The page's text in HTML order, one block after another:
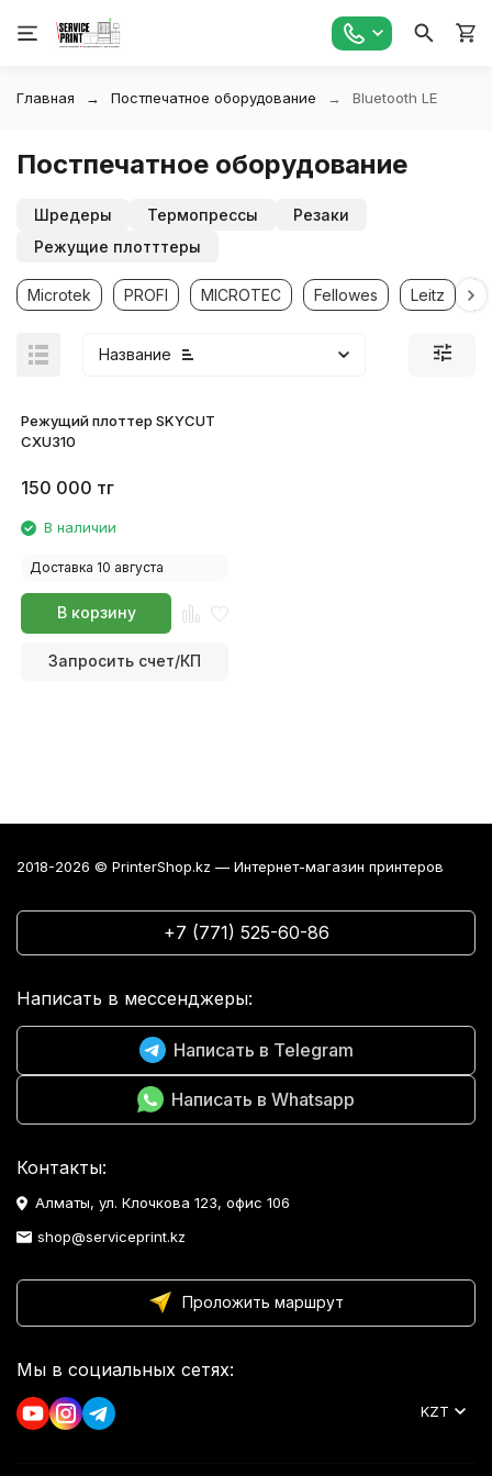
Главная Постпечатное оборудование Bluetooth LE
Постпечатное оборудование
Шредеры Термопрессы
Резаки
Режущие плотттеры
Microtek PROFI MICROTEC Fellowes Leitz
Название
Режущий плоттер SKYCUT
CXU310
150 000 тг
В наличии
Доставка 10 августа
В корзину
Запросить счет/КП
2018-2026 © PrinterShop.kz — Интернет-магазин принтеров
+7 (771) 525-60-86
Написать в мессенджеры:
Написать в Telegram
Написать в Whatsapp
Контакты:
Алматы, ул. Клочкова 123, офис 106
shop@serviceprint.kz
Проложить маршрут
Мы в социальных сетях:
KZT